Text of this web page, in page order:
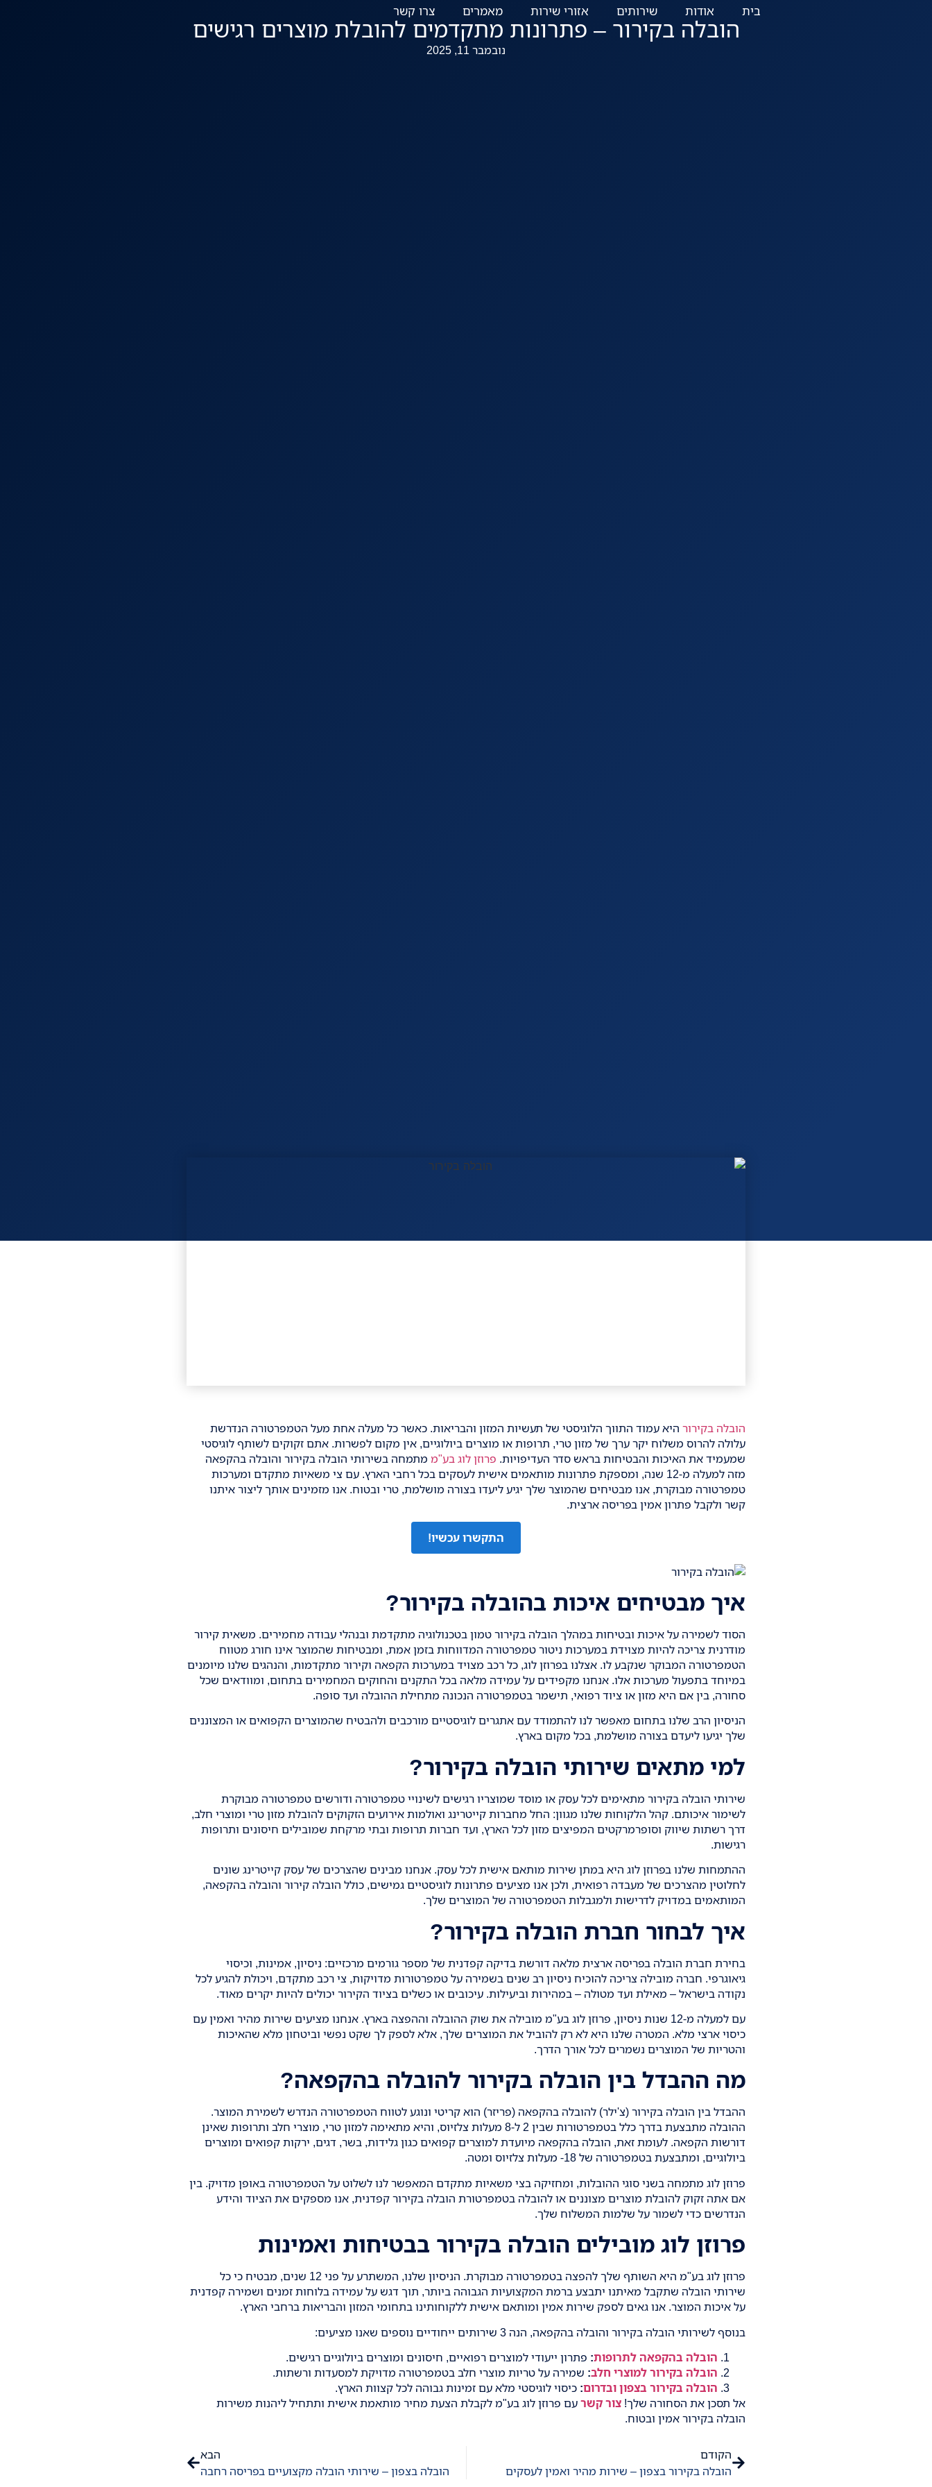
בית אודות שירותים אזורי שירות מאמרים צרו קשר
הובלה בקירור – פתרונות מתקדמים להובלת מוצרים רגישים
נובמבר 11, 2025
הובלה בקירורהיא עמוד התווך הלוגיסטי של תעשיות המזון והבריאות. כאשר כל מעלה אחת מעל הטמפרטורה הנדרשת
עלולה להרוס משלוח יקר ערך של מזון טרי, תרופות או מוצרים ביולוגיים, אין מקום לפשרות. אתם זקוקים לשותף לוגיסטי
שמעמיד את האיכות והבטיחות בראש סדר העדיפויות. פרוזן לוג בע"מ מתמחה בשירותי הובלה בקירורוהובלה בהקפאה
מזה למעלה מ-12 שנה, ומספקת פתרונות מותאמים אישית לעסקים בכל רחבי הארץ. עם צי משאיות מתקדם ומערכות
טמפרטורה מבוקרת, אנו מבטיחים שהמוצר שלך יגיע ליעדו בצורה מושלמת, טרי ובטוח. אנו מזמינים אותך ליצור איתנו
קשר ולקבל פתרון אמין בפריסה ארצית.
התקשרו עכשיו!
איך מבטיחים איכות בהובלה בקירור?
הסוד לשמירה על איכות ובטיחות במהלך הובלה בקירור טמון בטכנולוגיה מתקדמת ובנהלי עבודה מחמירים. משאית קירור
מודרנית צריכה להיות מצוידת במערכות ניטור טמפרטורה המדווחות בזמן אמת, ומבטיחות שהמוצר אינו חורג מטווח
הטמפרטורה המבוקר שנקבע לו. אצלנו בפרוזן לוג, כל רכב מצויד במערכות הקפאה וקירור מתקדמות, והנהגים שלנו מיומנים
במיוחד בתפעול מערכות אלו. אנחנו מקפידים על עמידה מלאה בכל התקנים והחוקים המחמירים בתחום, ומוודאים שכל
סחורה, בין אם היא מזון או ציוד רפואי, תישמר בטמפרטורה הנכונה מתחילת ההובלה ועד סופה.
הניסיון הרב שלנו בתחום מאפשר לנו להתמודד עם אתגרים לוגיסטיים מורכבים ולהבטיח שהמוצרים הקפואים או המצוננים
שלך יגיעו ליעדם בצורה מושלמת, בכל מקום בארץ.
למי מתאים שירותי הובלה בקירור?
שירותי הובלה בקירור מתאימים לכל עסק או מוסד שמוצריו רגישים לשינויי טמפרטורה ודורשים טמפרטורה מבוקרת
לשימור איכותם. קהל הלקוחות שלנו מגוון: החל מחברות קייטרינג ואולמות אירועים הזקוקים להובלת מזון טרי ומוצרי חלב,
דרך רשתות שיווק וסופרמרקטים המפיצים מזון לכל הארץ, ועד חברות תרופות ובתי מרקחת שמובילים חיסונים ותרופות
רגישות.
ההתמחות שלנו בפרוזן לוגהיא במתן שירות מותאם אישית לכל עסק. אנחנו מבינים שהצרכים של עסק קייטרינג שונים
לחלוטין מהצרכים של מעבדה רפואית, ולכן אנו מציעים פתרונות לוגיסטיים גמישים, כולל הובלה קירור והובלה בהקפאה,
המותאמים במדויק לדרישות ולמגבלות הטמפרטורה של המוצרים שלך.
איך לבחור חברת הובלה בקירור?
בחירת חברת הובלה בפריסה ארצית מלאה דורשת בדיקה קפדנית של מספר גורמים מרכזיים: ניסיון, אמינות, וכיסוי
גיאוגרפי. חברה מובילה צריכה להוכיח ניסיון רב שנים בשמירה על טמפרטורות מדויקות, צי רכב מתקדם, ויכולת להגיע לכל
נקודה בישראל – מאילת ועד מטולה – במהירות וביעילות. עיכובים או כשלים בציוד הקירור יכולים להיות יקרים מאוד.
עם למעלה מ-12 שנות ניסיון, פרוזן לוג בע"מ
מובילה את שוק ההובלה וההפצה בארץ. אנחנו מציעים שירות מהיר ואמין עם
כיסוי ארצי מלא. המטרה שלנו היא לא רק להוביל את המוצרים שלך, אלא לספק לך שקט נפשי וביטחון מלא שהאיכות
והטריות של המוצרים נשמרים לכל אורך הדרך.
מה ההבדל בין הובלה בקירור להובלה בהקפאה?
ההבדל בין הובלה בקירור (צ'ילר) להובלה בהקפאה (פריזר) הוא קריטי ונוגע לטווח הטמפרטורה הנדרש לשמירת המוצר.
ההובלה מתבצעת בדרך כלל בטמפרטורות שבין 2 ל-8 מעלות צלזיוס, והיא מתאימה למזון טרי, מוצרי חלב ותרופות שאינן
דורשות הקפאה. לעומת זאת, הובלה בהקפאה מיועדת למוצרים קפואים כגון גלידות, בשר, דגים, ירקות קפואים ומוצרים
ביולוגיים, ומתבצעת בטמפרטורה של 18- מעלות צלזיוס ומטה.
פרוזן לוג מתמחה בשני סוגי ההובלות, ומחזיקה בצי משאיות מתקדם המאפשר לנו לשלוט על הטמפרטורה באופן מדויק. בין
אם אתה זקוק להובלת מוצרים מצוננים או להובלה בטמפרטורת הובלה בקירורקפדנית, אנו מספקים את הציוד והידע
הנדרשים כדי לשמור על שלמות המשלוח שלך.
פרוזן לוג מובילים הובלה בקירור בבטיחות ואמינות
פרוזן לוג בע"מ היא השותף שלך להפצה בטמפרטורה מבוקרת. הניסיון שלנו, המשתרע על פני 12 שנים, מבטיח כי כל
שירותי הובלה שתקבל מאיתנו יתבצע ברמת המקצועיות הגבוהה ביותר, תוך דגש על עמידה בלוחות זמנים ושמירה קפדנית
על איכות המוצר. אנו גאים לספק שירות אמין ומותאם אישית ללקוחותינו בתחומי המזון והבריאות ברחבי הארץ.
בנוסף לשירותי הובלה בקירורוהובלה בהקפאה, הנה 3 שירותים ייחודיים נוספים שאנו מציעים:
הובלה בהקפאה לתרופות: פתרון ייעודי למוצרים רפואיים, חיסונים ומוצרים ביולוגיים רגישים.
הובלה בקירור למוצרי חלב: שמירה על טריות מוצרי חלב בטמפרטורה מדויקת למסעדות ורשתות.
הובלה בקירור בצפון ובדרום: כיסוי לוגיסטי מלא עם זמינות גבוהה לכל קצוות הארץ.
אל תסכן את הסחורה שלך! צור קשרעם פרוזן לוג בע"מ לקבלת הצעת מחיר מותאמת אישית ותתחיל ליהנות משירות
הובלה בקירוראמין ובטוח.
הקודם
הובלה בקירור בצפון – שירות מהיר ואמין לעסקים
הבא
הובלה בצפון – שירותי הובלה מקצועיים בפריסה רחבה